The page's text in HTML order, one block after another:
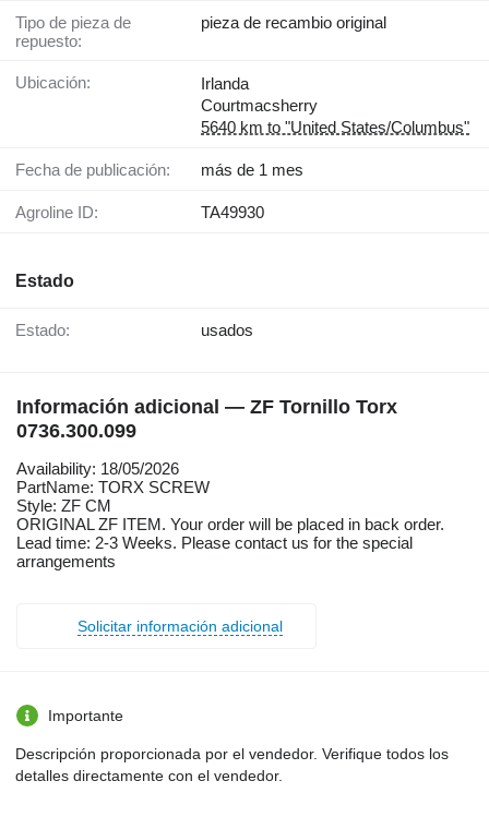
Tipo de pieza de
repuesto:
pieza de recambio original
Ubicación:
Irlanda
Courtmacsherry
5640 km to "United States/Columbus"
Fecha de publicación: más de 1 mes
Agroline ID: TA49930
Estado
Estado: usados
Información adicional — ZF Tornillo Torx
0736.300.099
Availability: 18/05/2026
PartName: TORX SCREW
Style: ZF CM
ORIGINAL ZF ITEM. Your order will be placed in back order.
Lead time: 2-3 Weeks. Please contact us for the special
arrangements
Solicitar información adicional
Importante
Descripción proporcionada por el vendedor. Verifique todos los
detalles directamente con el vendedor.